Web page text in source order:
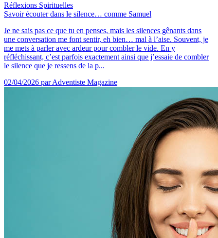
Réflexions Spirituelles
Savoir écouter dans le silence… comme Samuel
Je ne sais pas ce que tu en penses, mais les silences gênants dans
une conversation me font sentir, eh bien… mal à l’aise. Souvent, je
me mets à parler avec ardeur pour combler le vide. En y
réfléchissant, c’est parfois exactement ainsi que j’essaie de combler
le silence que je ressens de la p...
02/04/2026 par Adventiste Magazine